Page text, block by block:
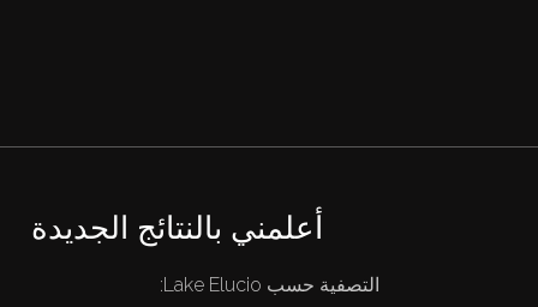
أعلمني بالنتائج الجديدة
التصفية حسب Lake Elucio: